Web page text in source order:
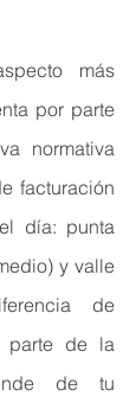
más
por parte
normativa
facturación
día: punta
y valle
de
parte de la
de tu